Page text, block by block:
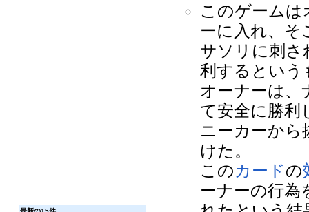
このゲーム
ーに入れ、そ
サソリに刺さ
利するという
オーナーは、
て安全に勝利
ニーカーか
けた。
このカードの
ーナーの行為